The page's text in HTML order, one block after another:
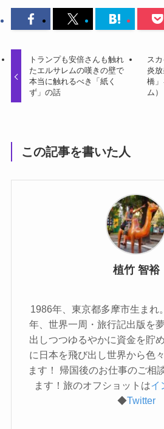
トランプも安倍さんも触れ
たエルサレムの嘆きの壁で
本当に触れるべき「紙く
ず」の話
ス
炎
橋
ム）
この記事を書いた人
植竹 智裕
1986年、東京都多摩市生まれ
年、世界一周・旅行記出版を
出しつつゆるやかに資金を貯
に日本を飛び出し世界から色
ます！ 帰国後のお仕事のご相
ます！旅のオフショットはイ
◆Twitter